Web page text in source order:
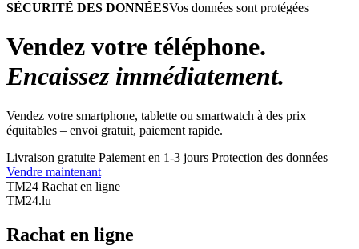
SÉCURITÉ DES DONNÉESVos données sont protégées
Vendez votre téléphone.
Encaissez immédiatement.
Vendez votre smartphone, tablette ou smartwatch à des prix
équitables – envoi gratuit, paiement rapide.
Livraison gratuite Paiement en 1-3 jours Protection des données
Vendre maintenant
TM24 Rachat en ligne
TM24.lu
Rachat en ligne